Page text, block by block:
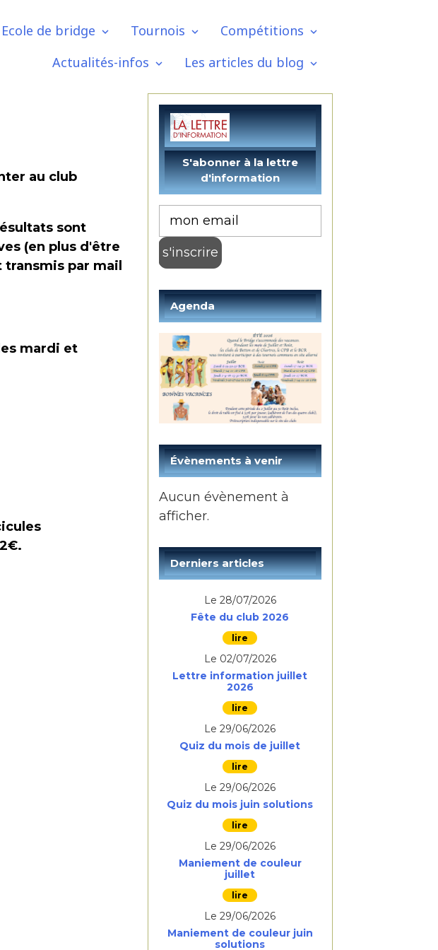
Ecole de bridge Tournois
Compétitions
Actualités-infos
Les articles du blog
au club
sont
(en plus d'être
par mail
mardi et
Agenda
Évènements à venir
Aucun évènement à
afficher.
Derniers articles
Le 28/07/2026
Fête du club 2026
Le 02/07/2026
Lettre information juillet
2026
Le 29/06/2026
Quiz du mois de juillet
Le 29/06/2026
Quiz du mois juin solutions
Le 29/06/2026
Maniement de couleur
juillet
Le 29/06/2026
Maniement de couleur juin
solutions